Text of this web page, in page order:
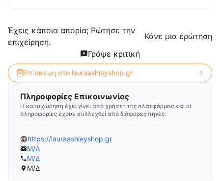
Έχεις κάποια απορία; Ρώτησε την
επιχείρηση.
Κάνε μια ερώτηση
Γράψε κριτική
Επίσκεψη στο lauraashleyshop.gr
Πληροφορίες Επικοινωνίας
Η καταχώρηση έχει γίνει από χρήστη της πλατφόρμας και οι
πληροφορίες έχουν συλλεχθεί από διάφορες πηγές.
https://lauraashleyshop.gr
Μ/Δ
Μ/Δ
Μ/Δ